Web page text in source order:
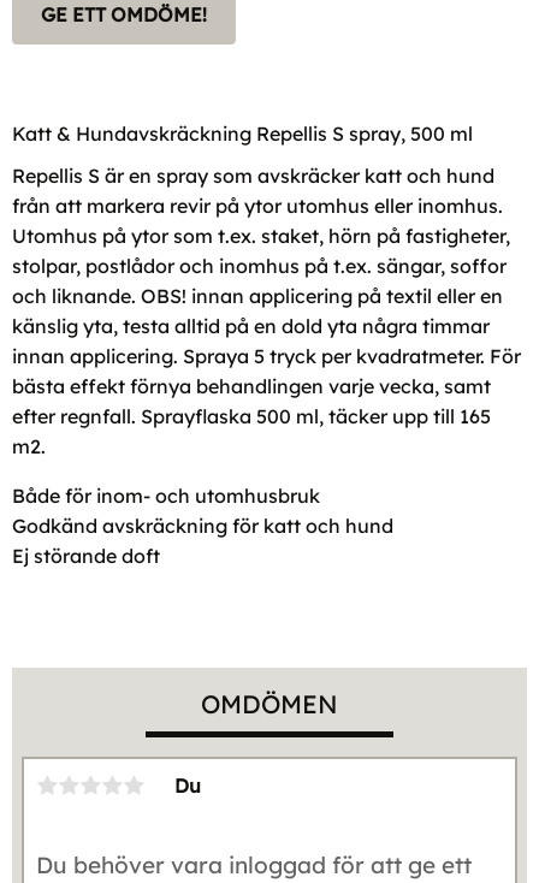
GE ETT OMDÖME!
Katt & Hundavskräckning Repellis S spray, 500 ml
Repellis S är en spray som avskräcker katt och hund
från att markera revir på ytor utomhus eller inomhus.
Utomhus på ytor som t.ex. staket, hörn på fastigheter,
stolpar, postlådor och inomhus på t.ex. sängar, soffor
och liknande. OBS! innan applicering på textil eller en
känslig yta, testa alltid på en dold yta några timmar
innan applicering. Spraya 5 tryck per kvadratmeter. För
bästa effekt förnya behandlingen varje vecka, samt
efter regnfall. Sprayflaska 500 ml, täcker upp till 165
m2.
Både för inom- och utomhusbruk
Godkänd avskräckning för katt och hund
Ej störande doft
OMDÖMEN
Du